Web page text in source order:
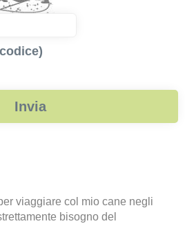
viaggiare col mio cane negli
bisogno del